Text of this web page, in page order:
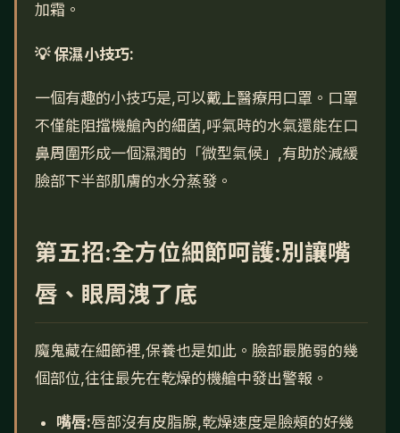
加霜。
💡 保濕小技巧:
一個有趣的小技巧是,可以戴上醫療用口罩。口罩
不僅能阻擋機艙內的細菌,呼氣時的水氣還能在口
鼻周圍形成一個濕潤的「微型氣候」,有助於減緩
臉部下半部肌膚的水分蒸發。
第五招:全方位細節呵護:別讓嘴
唇、眼周洩了底
魔鬼藏在細節裡,保養也是如此。臉部最脆弱的幾
個部位,往往最先在乾燥的機艙中發出警報。
嘴唇:唇部沒有皮脂腺,乾燥速度是臉頰的好幾